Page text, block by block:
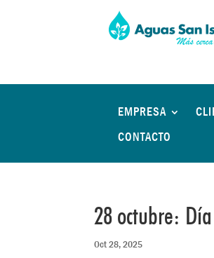
EMPRESA
CONTACTO
28 octubre:
Oct 28, 2025